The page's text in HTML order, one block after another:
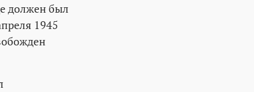
должен был
1945